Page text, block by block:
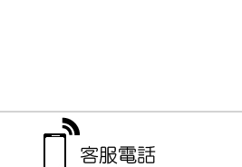
，費用將由買方自行支付。
司機當天到貨前皆會再與您通知，
085-717。